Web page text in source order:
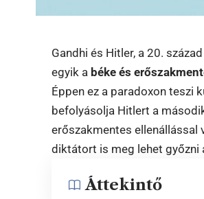
Gandhi és Hitler, a 20.
egyik a béke és
Éppen ez a paradoxon teszi
befolyásolja Hitlert a
erőszakmentes ellenállással
diktátort is meg lehet győzni
Áttekintő